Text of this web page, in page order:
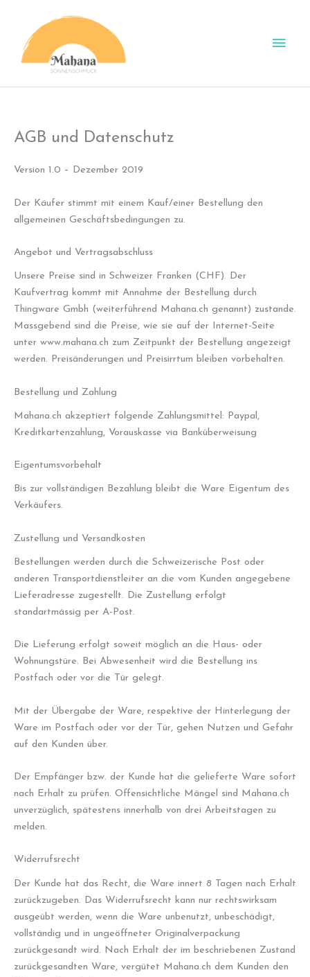
springen
AGB und Datenschutz
Version 1.0 – Dezember 2019
Der Käufer stimmt mit einem Kauf/einer Bestellung den
allgemeinen Geschäftsbedingungen zu.
Angebot und Vertragsabschluss
Unsere Preise sind in Schweizer Franken (CHF). Der
Kaufvertrag kommt mit Annahme der Bestellung durch
Thingware Gmbh (weiterführend Mahana.ch genannt) zustande.
Massgebend sind die Preise, wie sie auf der Internet-Seite
unter www.mahana.ch zum Zeitpunkt der Bestellung angezeigt
werden. Preisänderungen und Preisirrtum bleiben vorbehalten.
Bestellung und Zahlung
Mahana.ch akzeptiert folgende Zahlungsmittel: Paypal,
Kreditkartenzahlung, Vorauskasse via Banküberweisung
Eigentumsvorbehalt
Bis zur vollständigen Bezahlung bleibt die Ware Eigentum des
Verkäufers.
Zustellung und Versandkosten
Bestellungen werden durch die Schweizerische Post oder
anderen Transportdienstleiter an die vom Kunden angegebene
Lieferadresse zugestellt. Die Zustellung erfolgt
standartmässig per A-Post.
Die Lieferung erfolgt soweit möglich an die Haus- oder
Wohnungstüre. Bei Abwesenheit wird die Bestellung ins
Postfach oder vor die Tür gelegt.
Mit der Übergabe der Ware, respektive der Hinterlegung der
Ware im Postfach oder vor der Tür, gehen Nutzen und Gefahr
auf den Kunden über.
Der Empfänger bzw. der Kunde hat die gelieferte Ware sofort
nach Erhalt zu prüfen. Offensichtliche Mängel sind Mahana.ch
unverzüglich, spätestens innerhalb von drei Arbeitstagen zu
melden.
Widerrufsrecht
Der Kunde hat das Recht, die Ware innert 8 Tagen nach Erhalt
zurückzugeben. Das Widerrufsrecht kann nur rechtswirksam
ausgeübt werden, wenn die Ware unbenutzt, unbeschädigt,
vollständig und in ungeöffneter Originalverpackung
zurückgesandt wird. Nach Erhalt der im beschriebenen Zustand
zurückgesandten Ware, vergütet Mahana.ch dem Kunden den